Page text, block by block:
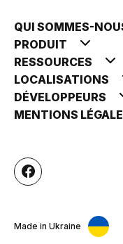
QUI SOMMES-
PRODUIT
RESSOURCES
LOCALISATIONS
DÉVELOPPEURS
MENTIONS
Made in Ukraine